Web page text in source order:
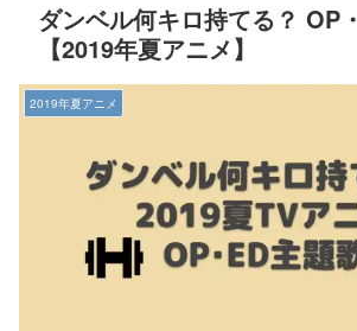
ダンベル何キロ持てる？ OP
【2019年夏アニメ】
2019年夏アニメ